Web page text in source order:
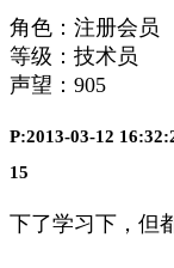
角色：注册会员
等级：技术员
声望： 905
P:2013-03-12
15
下了学习下，但